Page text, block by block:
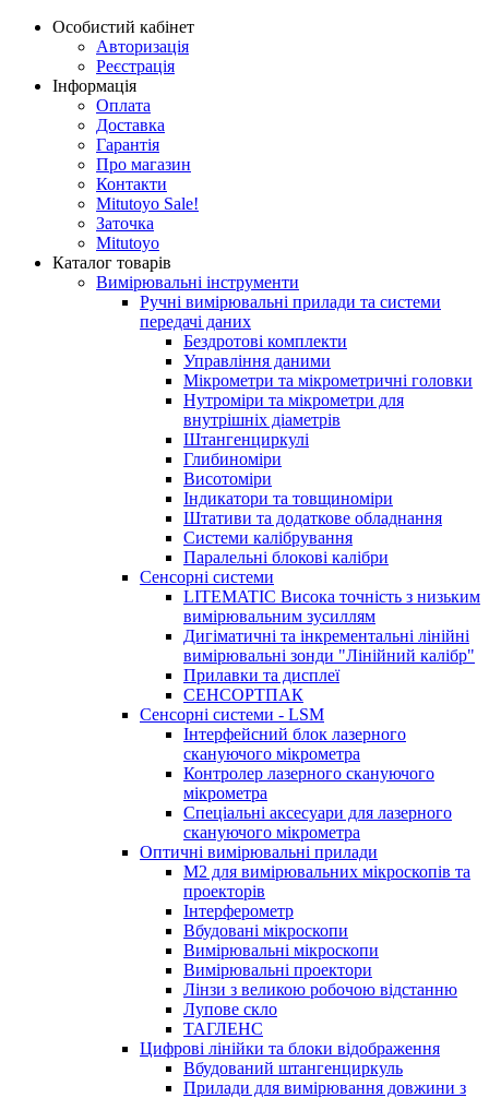
Особистий кабінет
Авторизація
Реєстрація
Інформація
Оплата
Доставка
Гарантія
Про магазин
Контакти
Mitutoyo Sale!
Заточка
Mitutoyo
Каталог товарів
Вимірювальні інструменти
Ручні вимірювальні прилади та системи
передачі даних
Бездротові комплекти
Управління даними
Мікрометри та мікрометричні головки
Нутроміри та мікрометри для
внутрішніх діаметрів
Штангенциркулі
Глибиноміри
Висотоміри
Індикатори та товщиноміри
Штативи та додаткове обладнання
Системи калібрування
Паралельні блокові калібри
Сенсорні системи
LITEMATIC Висока точність з низьким
вимірювальним зусиллям
Дигіматичні та інкрементальні лінійні
вимірювальні зонди "Лінійний калібр"
Прилавки та дисплеї
СЕНСОРТПАК
Сенсорні системи - LSM
Інтерфейсний блок лазерного
скануючого мікрометра
Контролер лазерного скануючого
мікрометра
Спеціальні аксесуари для лазерного
скануючого мікрометра
Оптичні вимірювальні прилади
M2 для вимірювальних мікроскопів та
проекторів
Інтерферометр
Вбудовані мікроскопи
Вимірювальні мікроскопи
Вимірювальні проектори
Лінзи з великою робочою відстанню
Лупове скло
ТАГЛЕНС
Цифрові лінійки та блоки відображення
Вбудований штангенциркуль
Прилади для вимірювання довжини з